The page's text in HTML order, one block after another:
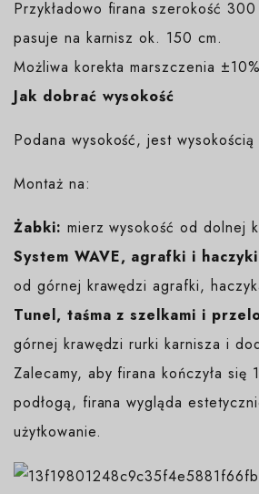
Przykładowo firana szerokość
pasuje na karnisz ok. 150 cm.
Możliwa korekta marszczenia
Jak dobrać wysokość
Podana wysokość, jest wysokością
Montaż na:
Żabki: mierz wysokość od dolnej
System WAVE, agrafki i
od górnej krawędzi agrafki,
Tunel, taśma z szelkami i
górnej krawędzi rurki karnisza i
Zalecamy, aby firana kończyła się
podłogą, firana wygląda
użytkowanie.